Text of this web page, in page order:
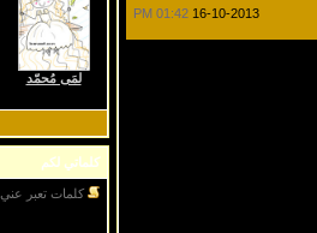
16-10-2013
01:42 PM
لمَى مُحمّد
كلماتي لكم
كلمات تعبر عني